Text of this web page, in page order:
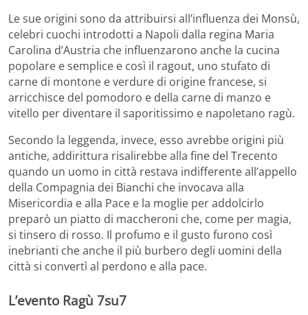
Le sue origini sono da attribuirsi all’influenza dei Monsù,
celebri cuochi introdotti a Napoli dalla regina Maria
Carolina d’Austria che influenzarono anche la cucina
popolare e semplice e così il ragout, uno stufato di
carne di montone e verdure di origine francese, si
arricchisce del pomodoro e della carne di manzo e
vitello per diventare il saporitissimo e napoletano ragù.
Secondo la leggenda, invece, esso avrebbe origini più
antiche, addirittura risalirebbe alla fine del Trecento
quando un uomo in città restava indifferente all’appello
della Compagnia dei Bianchi che invocava alla
Misericordia e alla Pace e la moglie per addolcirlo
preparò un piatto di maccheroni che, come per magia,
si tinsero di rosso. Il profumo e il gusto furono così
inebrianti che anche il più burbero degli uomini della
città si convertì al perdono e alla pace.
L’evento Ragù 7su7